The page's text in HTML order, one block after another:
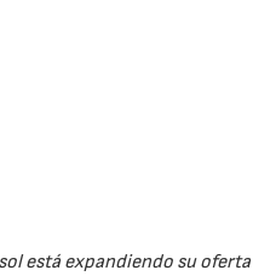
está expandiendo su